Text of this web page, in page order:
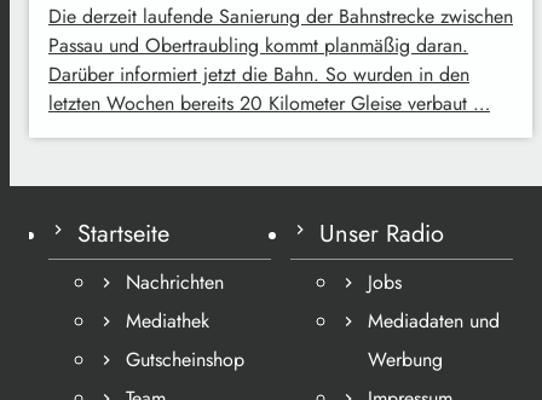
Die derzeit laufende Sanierung der Bahnstrecke zwischen
Passau und Obertraubling kommt planmäßig daran.
Darüber informiert jetzt die Bahn. So wurden in den
letzten Wochen bereits 20 Kilometer Gleise verbaut …
Startseite
Nachrichten
Mediathek
Gutscheinshop
Unser Radio
Jobs
Mediadaten und
Werbung